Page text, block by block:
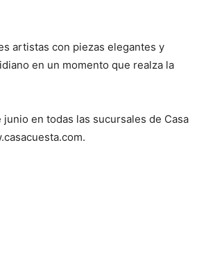
artistas con piezas elegantes y
en un momento que realza la
en todas las sucursales de Casa